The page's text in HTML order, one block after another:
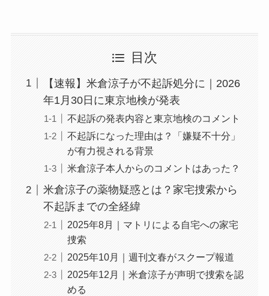
目次
【速報】米倉涼子が不起訴処分に｜2026
年1月30日に東京地検が発表
不起訴の発表内容と東京地検のコメント
不起訴になった理由は？「嫌疑不十分」
が有力視される背景
米倉涼子本人からのコメントはあった？
米倉涼子の薬物疑惑とは？家宅捜索から
不起訴までの全経緯
2025年8月｜マトリによる自宅への家宅
捜索
2025年10月｜週刊文春がスクープ報道
2025年12月｜米倉涼子が声明で捜索を認
める